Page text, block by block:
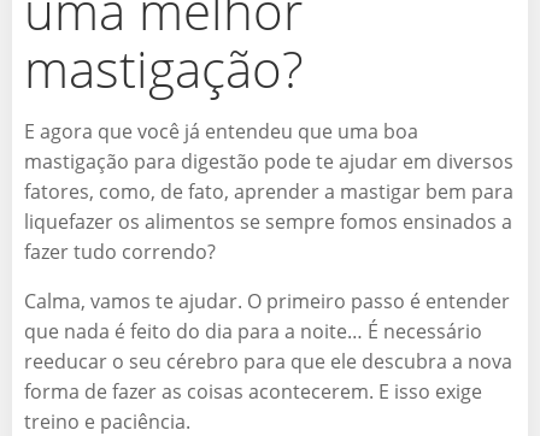
mastigação?
E agora que você já entendeu que uma boa
mastigação para digestão pode te ajudar em diversos
fatores, como, de fato, aprender a mastigar bem para
liquefazer os alimentos se sempre fomos ensinados a
fazer tudo correndo?
Calma, vamos te ajudar. O primeiro passo é entender
que nada é feito do dia para a noite… É necessário
reeducar o seu cérebro para que ele descubra a nova
forma de fazer as coisas acontecerem. E isso exige
treino e paciência.